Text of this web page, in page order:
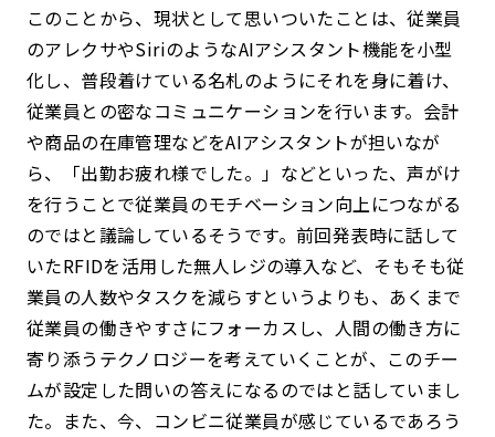
このことから、現状として思いついたことは、従業員
のアレクサやSiriのようなAIアシスタント機能を小型
化し、普段着けている名札のようにそれを身に着け、
従業員との密なコミュニケーションを行います。会計
や商品の在庫管理などをAIアシスタントが担いなが
ら、「出勤お疲れ様でした。」などといった、声がけ
を行うことで従業員のモチベーション向上につながる
のではと議論しているそうです。前回発表時に話して
いたRFIDを活用した無人レジの導入など、そもそも従
業員の人数やタスクを減らすというよりも、あくまで
従業員の働きやすさにフォーカスし、人間の働き方に
寄り添うテクノロジーを考えていくことが、このチー
ムが設定した問いの答えになるのではと話していまし
た。また、今、コンビニ従業員が感じているであろう